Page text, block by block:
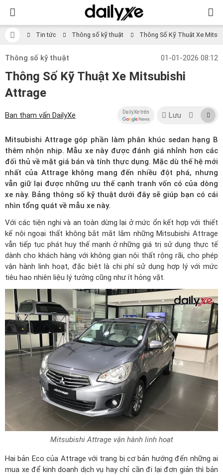
Tin tức Thông số kỹ thuật Thông Số Kỹ Thuật Xe
Thông số kỹ thuật 01-01-2026 08:12
Thông Số Kỹ Thuật Xe Mitsubishi
Attrage
Ban tham vấn DailyXe DailyXe trên Lưu
Mitsubishi Attrage góp phần làm phân khúc sedan hạng B
thêm nhộn nhịp. Mẫu xe này được đánh giá nhỉnh hơn các
đối thủ về mặt giá bán và tính thực dụng. Mặc dù thế hệ mới
nhất của Attrage không mang đến nhiều đột phá, nhưng
vẫn giữ lại được những ưu thế cạnh tranh vốn có của dòng
xe này. Bảng thông số kỹ thuật dưới đây sẽ giúp bạn có cái
nhìn tổng quát về mẫu xe này.
Với các tiện nghi và an toàn dừng lại ở mức ổn kết hợp với thiết
kế nội ngoại thất không bắt mắt lắm nhữngMitsubishi Attrage
vẫn tiếp tục phát huy thế mạnh ở những giá trị sử dụng thực tế
dành cho khách hàng với không gian nội thất rộng rãi, cho phép
vận hành linh hoạt, đặc biệt là chi phí sử dụng hợp lý với mức
tiêu hao nhiên liệu lý tưởng cũng như ít hỏng vặt.
Mitsubishi Attrage vận hành linh hoạt
Hai bản Eco của Attrage với trang bị cơ bản hướng đến những ai
mua xe để kinh doanh dịch vụ hay chỉ cần đi lại đơn giản thì bản